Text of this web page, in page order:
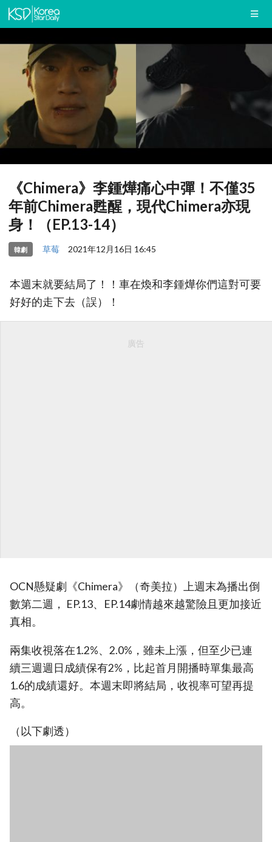
《Chimera》李鍾燁痛心中彈！不僅35
年前Chimera甦醒，現代Chimera亦現
身！（EP.13-14）
韓劇 草莓 2021年12月16日 16:45
本週末就要結局了！！車在煥和李鍾燁你們這對可要
好好的走下去（誤）！
廣告
OCN懸疑劇《Chimera》（奇美拉）上週末為播出倒
數第二週， EP.13、EP.14劇情越來越驚險且更加接近
真相。
兩集收視落在1.2%、2.0%，雖未上漲，但至少已連
續三週週日成績保有2%，比起首月開播時單集最高
1.6的成績還好。本週末即將結局，收視率可望再提
高。
（以下劇透）